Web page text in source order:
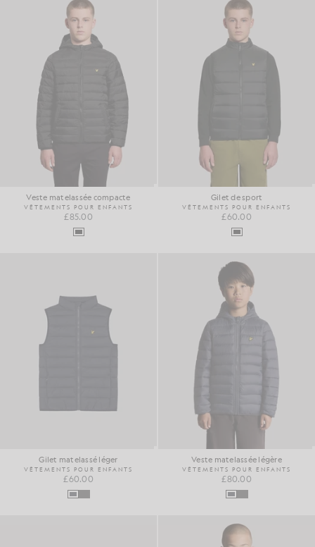
Veste matelassée compacte
VÊTEMENTS POUR ENFANTS
£85.00
Gilet de sport
VÊTEMENTS POUR ENFANTS
£60.00
Gilet matelassé léger
VÊTEMENTS POUR ENFANTS
£60.00
Veste matelassée légère
VÊTEMENTS POUR ENFANTS
£80.00